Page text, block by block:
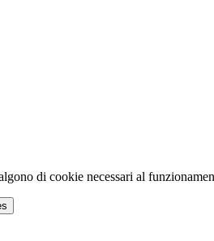
di cookie necessari al